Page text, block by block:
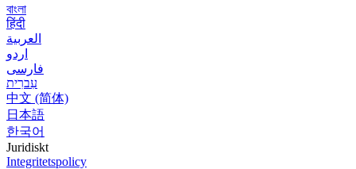
বাংলা
हिंदी
العربية
اردو
فارسی
עִברִית
中文 (简体)
日本語
한국어
Juridiskt
Integritetspolicy